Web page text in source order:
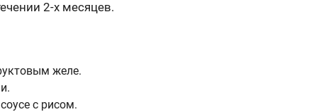
2-х месяцев.
желе.
с рисом.